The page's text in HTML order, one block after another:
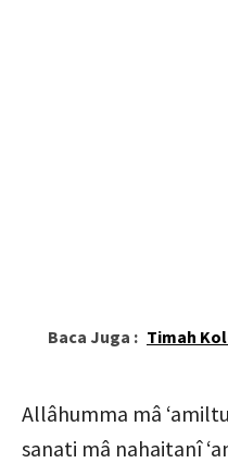
Baca Juga : Timah
Allâhumma mâ
sanati mâ nahaitanî